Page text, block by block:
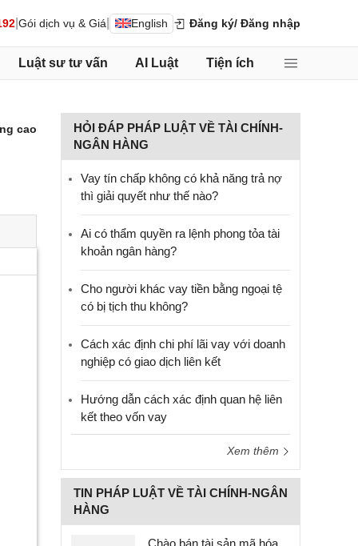
Gói dịch vụ & Giá English Đăng ký/ Đăng nhập
Luật sư tư vấn AI Luật Tiện ích
cao
HỎI ĐÁP PHÁP LUẬT VỀ TÀI CHÍNH-
NGÂN HÀNG
Vay tín chấp không có khả năng trả nợ
thì giải quyết như thế nào?
Ai có thẩm quyền ra lệnh phong tỏa tài
khoản ngân hàng?
Cho người khác vay tiền bằng ngoại tệ
có bị tịch thu không?
Cách xác định chi phí lãi vay với doanh
nghiệp có giao dịch liên kết
Hướng dẫn cách xác định quan hệ liên
kết theo vốn vay
Xem thêm
TIN PHÁP LUẬT VỀ TÀI CHÍNH-NGÂN
HÀNG
Chào bán tài sản mã hóa